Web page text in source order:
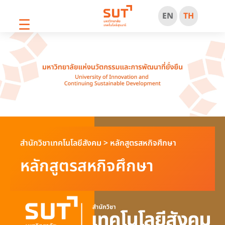
☰ EN TH
สำนักวิชาเทคโนโลยีสังคม > หลักสูตรสหกิจศึกษา
หลักสูตรสหกิจศึกษา